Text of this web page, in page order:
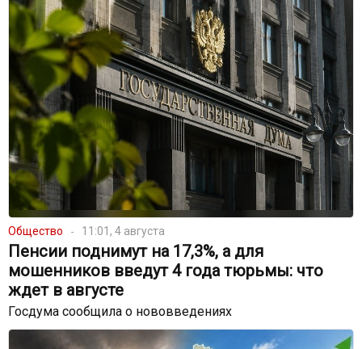
Общество 11:01, 4 августа
Пенсии поднимут на 17,3%, а для
мошенников введут 4 года тюрьмы: что
ждет в августе
Госдума сообщила о нововведениях